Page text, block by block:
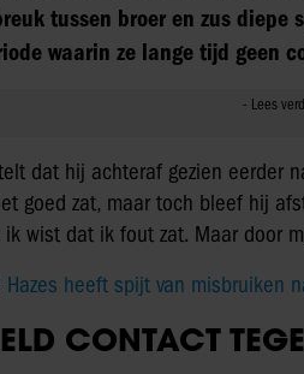
tussen broer en zus diepe
waarin ze lange tijd geen
dat hij achteraf gezien eerder
goed zat, maar toch bleef hij
wist dat ik fout zat. Maar door
Hazes heeft spijt van misbruiken
CONTACT